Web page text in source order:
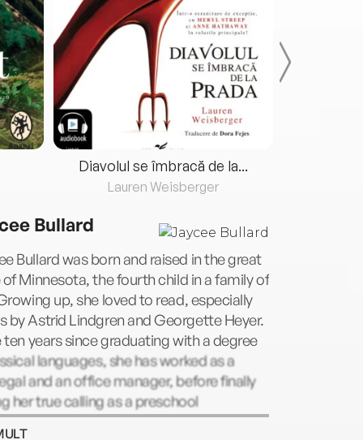
Diavolul se îmbracă de la...
Lauren Weisberger
Bullard
Bullard was born and raised in the great
Minnesota, the fourth child in a family of
up, she loved to read, especially
by Astrid Lindgren and Georgette Heyer.
ten years since graduating with a degree
languages, she has worked as a
and an office manager, before finally
her true calling as a preschool
teacher and as a writer of romantic